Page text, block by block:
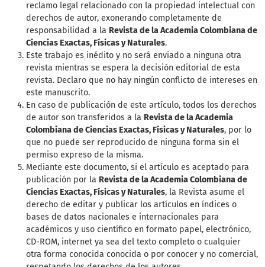
reclamo legal relacionado con la propiedad intelectual con
derechos de autor, exonerando completamente de
responsabilidad a la Revista de la Academia Colombiana de
Ciencias Exactas, Físicas y Naturales.
Este trabajo es inédito y no será enviado a ninguna otra
revista mientras se espera la decisión editorial de esta
revista. Declaro que no hay ningún conflicto de intereses en
este manuscrito.
En caso de publicación de este artículo, todos los derechos
de autor son transferidos a la Revista de la Academia
Colombiana de Ciencias Exactas, Físicas y Naturales, por lo
que no puede ser reproducido de ninguna forma sin el
permiso expreso de la misma.
Mediante este documento, si el artículo es aceptado para
publicación por la Revista de la Academia Colombiana de
Ciencias Exactas, Físicas y Naturales, la Revista asume el
derecho de editar y publicar los artículos en índices o
bases de datos nacionales e internacionales para
académicos y uso científico en formato papel, electrónico,
CD-ROM, internet ya sea del texto completo o cualquier
otra forma conocida conocida o por conocer y no comercial,